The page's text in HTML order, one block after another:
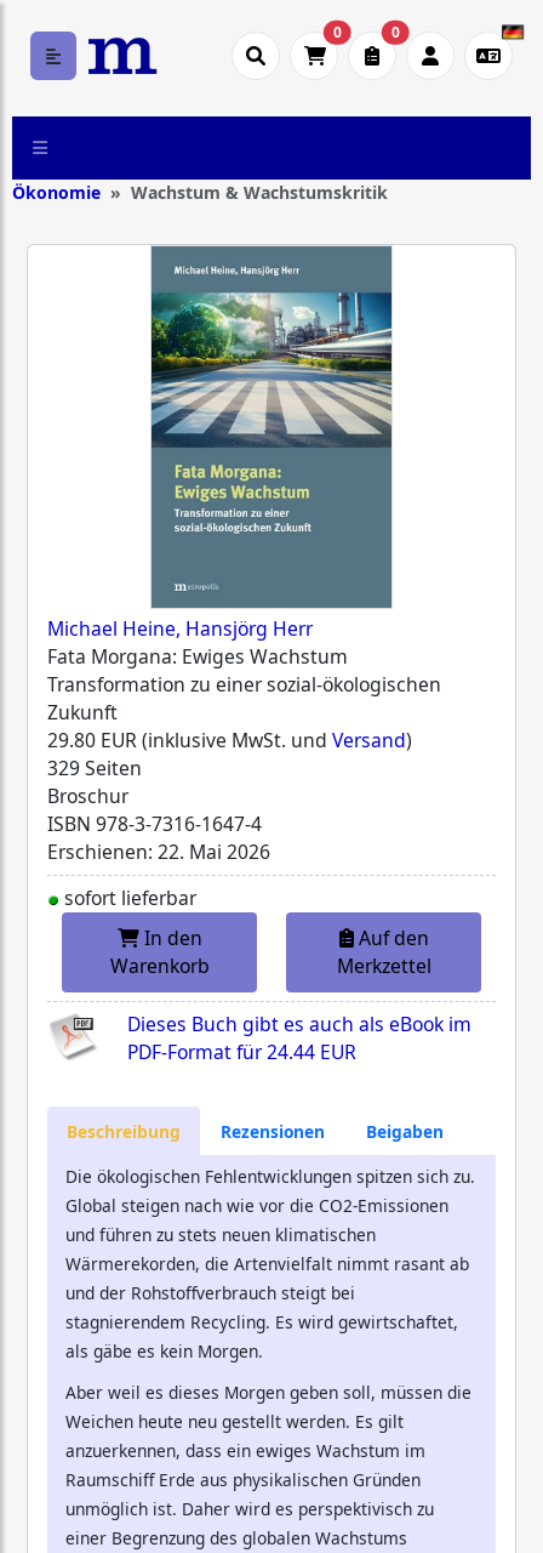
0 0
Ökonomie Wachstum & Wachstumskritik
Michael Heine, Hansjörg Herr
Fata Morgana: Ewiges Wachstum
Transformation zu einer sozial-ökologischen
Zukunft
29.80 EUR (inklusive MwSt. und Versand)
329 Seiten
Broschur
ISBN 978-3-7316-1647-4
Erschienen: 22. Mai 2026
sofort lieferbar
In den
Warenkorb
Auf den
Merkzettel
Dieses Buch gibt es auch als eBook im
PDF-Format für24.44 EUR
Beschreibung Rezensionen
Beigaben
Die ökologischen Fehlentwicklungen spitzen sich zu.
Global steigen nach wie vor die CO2-Emissionen
und führen zu stets neuen klimatischen
Wärmerekorden, die Artenvielfalt nimmt rasant ab
und der Rohstoffverbrauch steigt bei
stagnierendem Recycling. Es wird gewirtschaftet,
als gäbe es kein Morgen.
Aber weil es dieses Morgen geben soll, müssen die
Weichen heute neu gestellt werden. Es gilt
anzuerkennen, dass ein ewiges Wachstum im
Raumschiff Erde aus physikalischen Gründen
unmöglich ist. Daher wird es perspektivisch zu
einer Begrenzung des globalen Wachstums